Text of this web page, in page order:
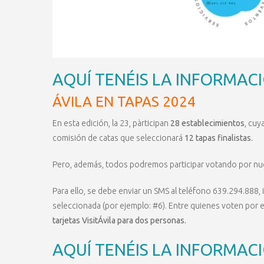
AQUÍ TENÉIS LA
ÁVILA EN TAPAS 2024
En esta edición, la 23, pàrticipan 28 establecimientos ,
comisión de catas que seleccionará 12 tapas finalistas.
Pero, además, todos podremos participar votando por
Para ello, se debe enviar un SMS al teléfono
seleccionada (por ejemplo: #6). Entre quienes voten por
tarjetas VisitÁvila para dos personas.
AQUÍ TENÉIS LA